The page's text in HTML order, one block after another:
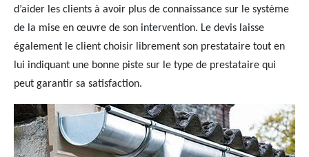
d’aider les clients à avoir plus de connaissance sur le système
de la mise en œuvre de son intervention. Le devis laisse
également le client choisir librement son prestataire tout en
lui indiquant une bonne piste sur le type de prestataire qui
peut garantir sa satisfaction.